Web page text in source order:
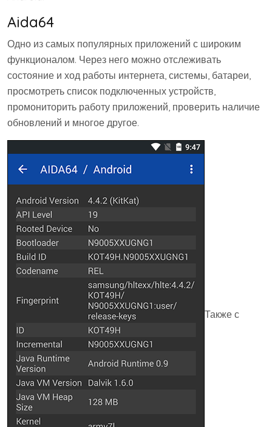
Aida64
Одно из самых популярных приложений с широким
функционалом. Через него можно отслеживать
состояние и ход работы интернета, системы, батареи,
просмотреть список подключенных устройств,
промониторить работу приложений, проверить наличие
обновлений и многое другое.
Также с